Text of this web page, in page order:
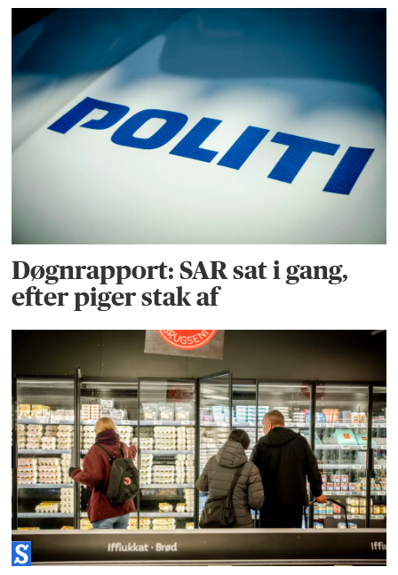
Døgnrapport: SAR sat i gang,
efter piger stak af